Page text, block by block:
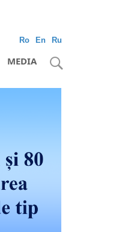
Ro En Ru
MEDIA